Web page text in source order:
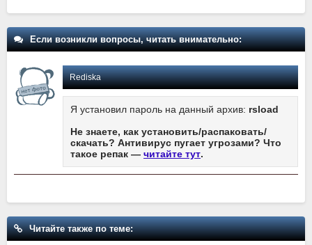
Если возникли вопросы, читать внимательно:
Rediska
Я установил пароль на данный архив: rsload
Не знаете, как установить/распаковать/
скачать? Антивирус пугает угрозами? Что
такое репак — читайте тут.
Читайте также по теме: